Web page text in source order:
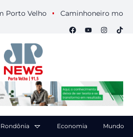
Velho Caminhoneiro morre após
Rondônia Economia Mundo